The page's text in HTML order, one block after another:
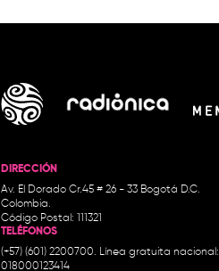
DIRECCIÓN
Av. El Dorado Cr.45 # 26 - 33 Bogotá D.C.
Colombia.
Código Postal: 111321
TELÉFONOS
(+57) (601) 2200700. Línea gratuita nacional:
018000123414